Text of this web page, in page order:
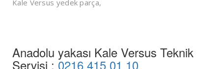
Kale Versus yedek parça,
Anadolu yakası Kale Versus Teknik
Servisi : 0216 415 01 10